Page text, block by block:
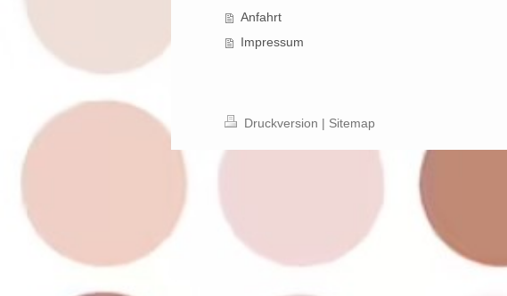
Anfahrt
Impressum
Druckversion | Sitemap